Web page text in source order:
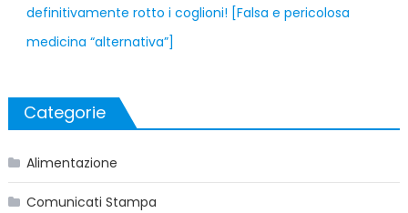
definitivamente rotto i coglioni! [Falsa e pericolosa
medicina “alternativa”]
Categorie
Alimentazione
Comunicati Stampa